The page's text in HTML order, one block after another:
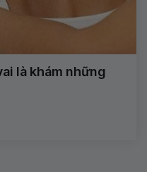
là khám những